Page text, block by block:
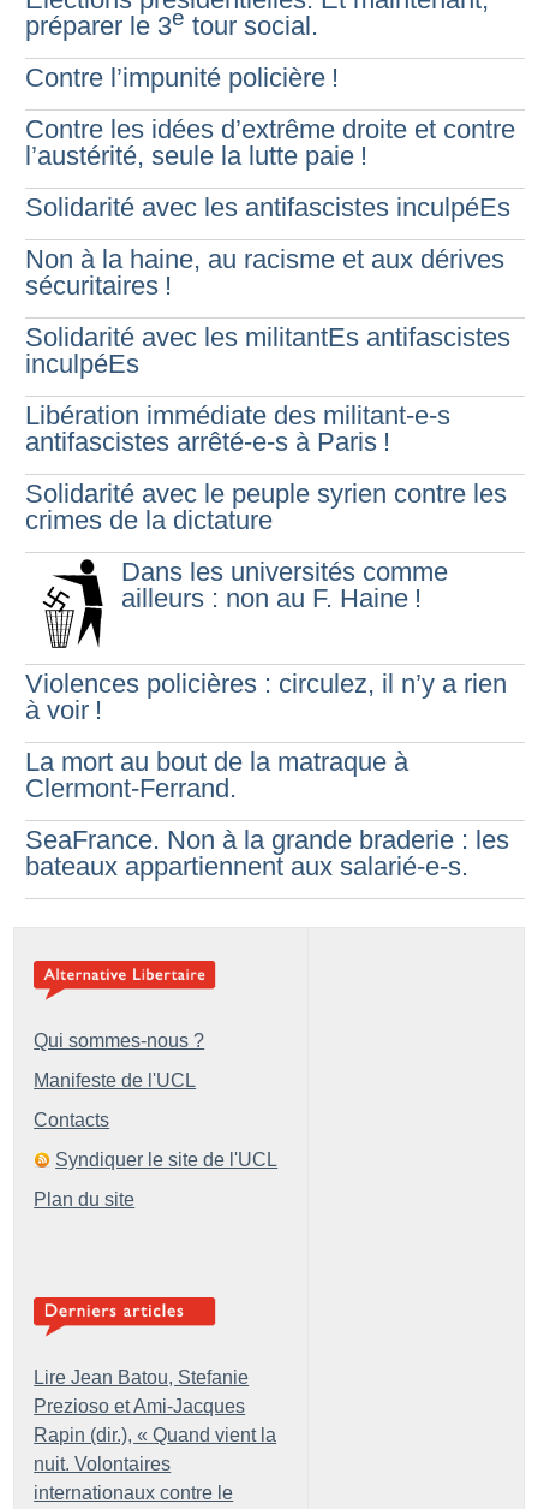
préparer le 3e tour social.
Contre l’impunité policière !
Contre les idées d’extrême droite et contre
l’austérité, seule la lutte paie !
Solidarité avec les antifascistes inculpéEs
Non à la haine, au racisme et aux dérives
sécuritaires !
Solidarité avec les militantEs antifascistes
inculpéEs
Libération immédiate des militant-e-s
antifascistes arrêté-e-s à Paris !
Solidarité avec le peuple syrien contre les
crimes de la dictature
Dans les universités comme
ailleurs : non au F. Haine !
Violences policières : circulez, il n’y a rien
à voir !
La mort au bout de la matraque à
Clermont-Ferrand.
SeaFrance. Non à la grande braderie : les
bateaux appartiennent aux salarié-e-s.
Qui sommes-nous ?
Manifeste de l'UCL
Contacts
Syndiquer le site de l'UCL
Plan du site
Lire Jean Batou, Stefanie
Prezioso et Ami-Jacques
Rapin (dir.), « Quand vient la
nuit. Volontaires
internationaux contre le